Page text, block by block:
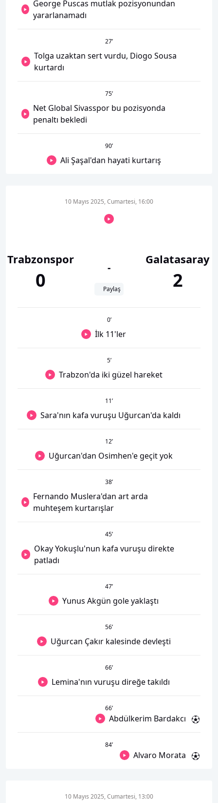
George Puscas mutlak pozisyonundan
yararlanamadı
27’
Tolga uzaktan sert vurdu, Diogo Sousa
kurtardı
75’
Net Global Sivasspor bu pozisyonda
penaltı bekledi
90’
Ali Şaşal'dan hayati kurtarış
Trabzonspor
0
10 Mayıs 2025, Cumartesi, 16:00
-
Paylaş
Galatasaray
2
0’
İlk 11'ler
5’
Trabzon'da iki güzel hareket
11’
Sara'nın kafa vuruşu Uğurcan'da kaldı
12’
Uğurcan'dan Osimhen'e geçit yok
38’
Fernando Muslera'dan art arda
muhteşem kurtarışlar
45’
Okay Yokuşlu'nun kafa vuruşu direkte
patladı
47’
Yunus Akgün gole yaklaştı
56’
Uğurcan Çakır kalesinde devleşti
66’
Lemina'nın vuruşu direğe takıldı
66’
Abdülkerim Bardakcı
84’
Alvaro Morata
10 Mayıs 2025, Cumartesi, 13:00